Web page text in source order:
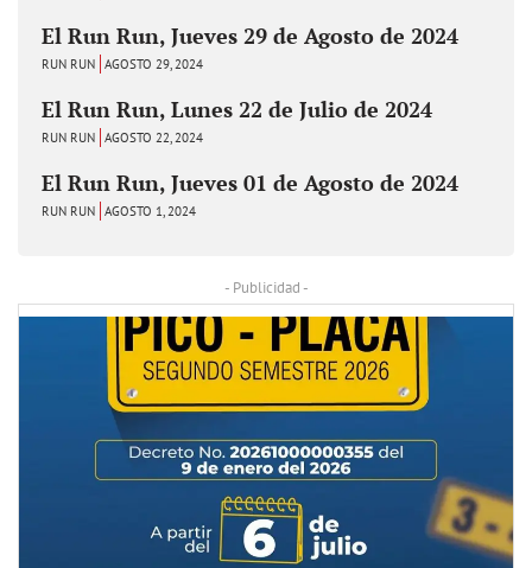
El Run Run, Jueves 29 de Agosto de 2024
RUN RUN AGOSTO 29, 2024
El Run Run, Lunes 22 de Julio de 2024
RUN RUN AGOSTO 22, 2024
El Run Run, Jueves 01 de Agosto de 2024
RUN RUN AGOSTO 1, 2024
- Publicidad -